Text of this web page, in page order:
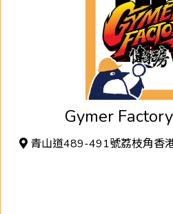
Gymer Factory
青山道489-491號荔枝角香